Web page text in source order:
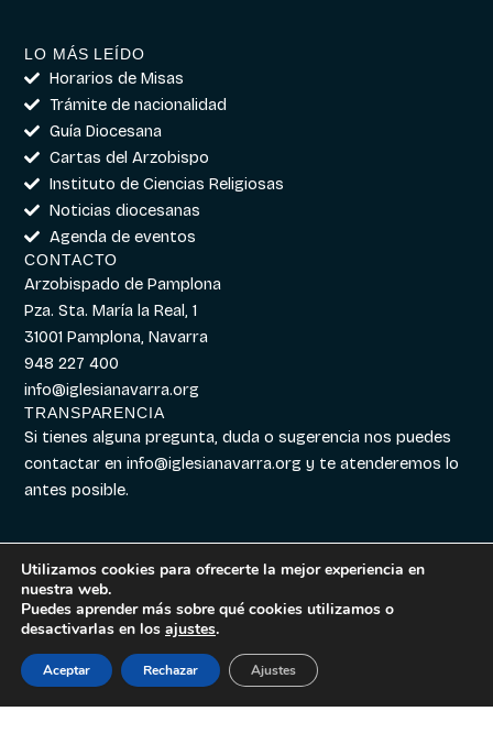
LO MÁS LEÍDO
Horarios de Misas
Trámite de nacionalidad
Guía Diocesana
Cartas del Arzobispo
Instituto de Ciencias Religiosas
Noticias diocesanas
Agenda de eventos
CONTACTO
Arzobispado de Pamplona
Pza. Sta. María la Real, 1
31001 Pamplona, Navarra
948 227 400
info@iglesianavarra.org
TRANSPARENCIA
Si tienes alguna pregunta, duda o sugerencia nos puedes
contactar eninfo@iglesianavarra.org y te atenderemos lo
antes posible.
Aviso legal|
Cookies|Política de
Utilizamos cookies para ofrecerte la mejor experiencia en
nuestra web.
Puedes aprender más sobre qué cookies utilizamos o
desactivarlas en los ajustes.
Aceptar Rechazar Ajustes